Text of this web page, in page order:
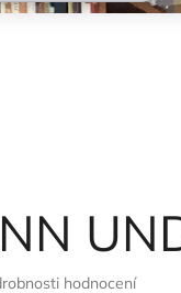
hodnocení